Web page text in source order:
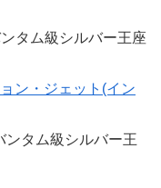
タム級シルバー王座
ン・ジェット(イン
タム級シルバー王